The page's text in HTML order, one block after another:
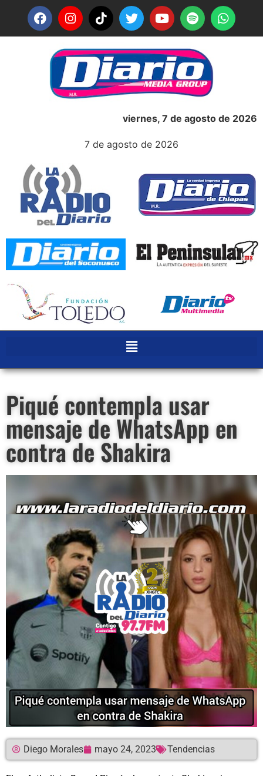
viernes, 7 de agosto de 2026
7 de agosto de 2026
Piqué contempla usar
mensaje de WhatsApp en
contra de Shakira
Diego Morales mayo 24, 2023 Tendencias